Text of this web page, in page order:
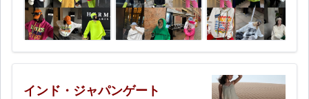
インド・ジャパンゲート